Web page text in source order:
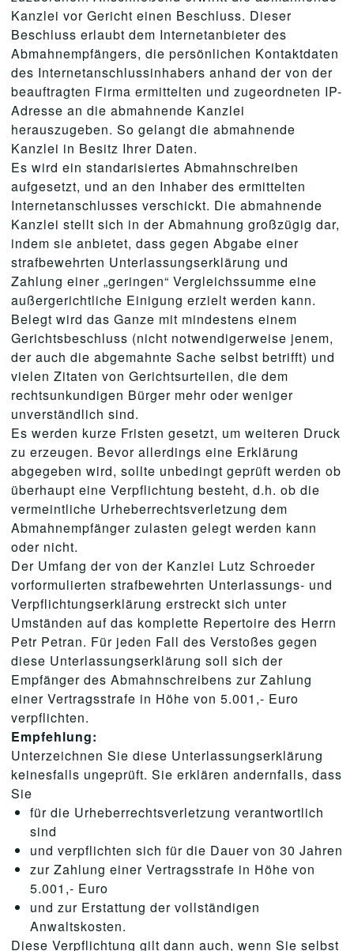
Kanzlei vor Gericht einen Beschluss. Dieser
Beschluss erlaubt dem Internetanbieter des
Abmahnempfängers, die persönlichen Kontaktdaten
des Internetanschlussinhabers anhand der von der
beauftragten Firma ermittelten und zugeordneten IP-
Adresse an die abmahnende Kanzlei
herauszugeben. So gelangt die abmahnende
Kanzlei in Besitz Ihrer Daten.
Es wird ein standarisiertes Abmahnschreiben
aufgesetzt, und an den Inhaber des ermittelten
Internetanschlusses verschickt. Die abmahnende
Kanzlei stellt sich in der Abmahnung großzügig dar,
indem sie anbietet, dass gegen Abgabe einer
strafbewehrten Unterlassungserklärung und
Zahlung einer „geringen“ Vergleichssumme eine
außergerichtliche Einigung erzielt werden kann.
Belegt wird das Ganze mit mindestens einem
Gerichtsbeschluss (nicht notwendigerweise jenem,
der auch die abgemahnte Sache selbst betrifft) und
vielen Zitaten von Gerichtsurteilen, die dem
rechtsunkundigen Bürger mehr oder weniger
unverständlich sind.
Es werden kurze Fristen gesetzt, um weiteren Druck
zu erzeugen. Bevor allerdings eine Erklärung
abgegeben wird, sollte unbedingt geprüft werden ob
überhaupt eine Verpflichtung besteht, d.h. ob die
vermeintliche Urheberrechtsverletzung dem
Abmahnempfänger zulasten gelegt werden kann
oder nicht.
Der Umfang der von der Kanzlei Lutz Schroeder
vorformulierten strafbewehrten Unterlassungs- und
Verpflichtungserklärung erstreckt sich unter
Umständen auf das komplette Repertoire des Herrn
Petr Petran. Für jeden Fall des Verstoßes gegen
diese Unterlassungserklärung soll sich der
Empfänger des Abmahnschreibens zur Zahlung
einer Vertragsstrafe in Höhe von 5.001,- Euro
verpflichten.
Empfehlung:
Unterzeichnen Sie diese Unterlassungserklärung
keinesfalls ungeprüft. Sie erklären andernfalls, dass
Sie
für die Urheberrechtsverletzung verantwortlich
sind
und verpflichten sich für die Dauer von 30 Jahren
zur Zahlung einer Vertragsstrafe in Höhe von
5.001,- Euro
und zur Erstattung der vollständigen
Anwaltskosten.
Diese Verpflichtung gilt dann auch, wenn Sie selbst